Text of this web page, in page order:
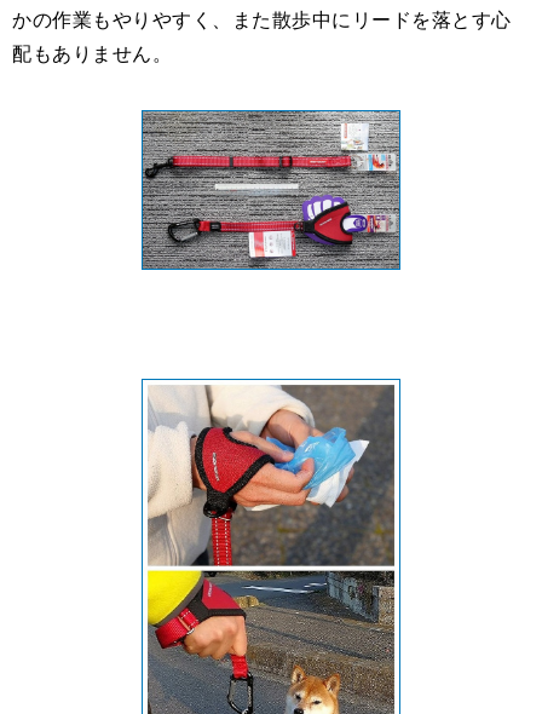
かの作業もやりやすく、また散歩中にリードを落とす心
配もありません。